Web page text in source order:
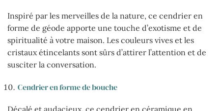
Inspiré par les merveilles de la nature, ce cendrier en
forme de géode apporte une touche d’exotisme et de
spiritualité à votre maison. Les couleurs vives et les
cristaux étincelants sont sûrs d’attirer l’attention et de
susciter la conversation.
Cendrier en forme de bouche